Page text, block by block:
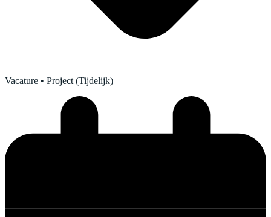
Vacature • Project (Tijdelijk)